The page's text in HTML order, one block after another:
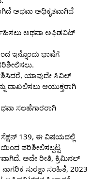
ಅಥವಾ ಅಧಿಕೃತವಾಗಿದೆ
ಅಥವಾ ಅಫಿಡವಿಟ್
ಇನ್ನೊಂದು ಭಾಷೆಗೆ
ಯಾವುದೇ ಸಿವಿಲ್
ದಾಖಲಿಸಲು ಆಯುಕ್ತರಾಗಿ
ಸಲಹೆಗಾರರಾಗಿ
139, ಈ ವಿಷಯದಲ್ಲಿ
ಪರಿಶೀಲಿಸಲ್ಪಟ್ಟ
ಅದೇ ರೀತಿ, ಕ್ರಿಮಿನಲ್
ಸುರಕ್ಷಾ ಸಂಹಿತೆ, 2023